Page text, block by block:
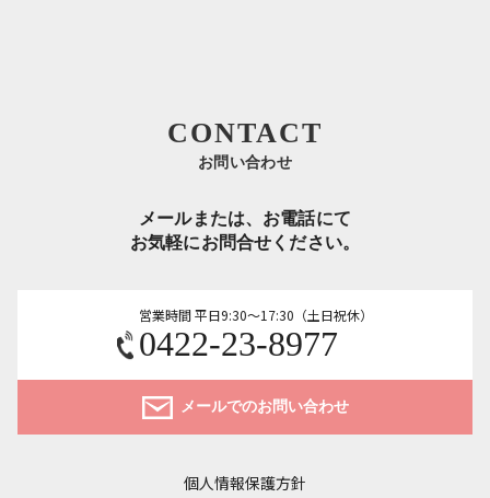
CONTACT
お問い合わせ
メールまたは、お電話にて
お気軽にお問合せください。
営業時間 平日9:30～17:30（土日祝休）
0422-23-8977
メールでのお問い合わせ
個人情報保護方針